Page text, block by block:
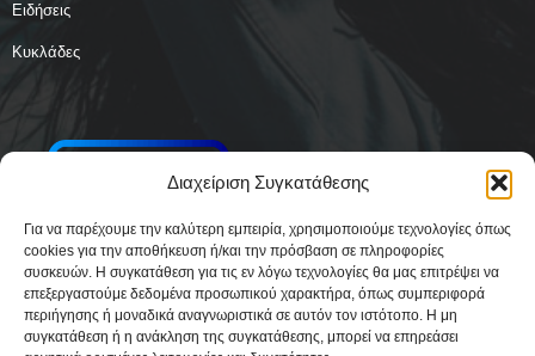
Διαχείριση Συγκατάθεσης
Για να παρέχουμε την καλύτερη εμπειρία, χρησιμοποιούμε τεχνολογίες όπως
cookies για την αποθήκευση ή/και την πρόσβαση σε πληροφορίες
συσκευών. Η συγκατάθεση για τις εν λόγω τεχνολογίες θα μας επιτρέψει να
επεξεργαστούμε δεδομένα προσωπικού χαρακτήρα, όπως συμπεριφορά
περιήγησης ή μοναδικά αναγνωριστικά σε αυτόν τον ιστότοπο. Η μη
συγκατάθεση ή η ανάκληση της συγκατάθεσης, μπορεί να επηρεάσει
Ειδήσεις
Κυκλάδες